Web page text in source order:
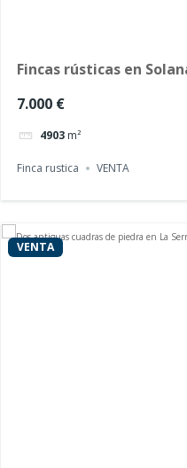
Fincas rústicas en
7.000 €
4903 m²
Finca rustica VENTA
VENTA